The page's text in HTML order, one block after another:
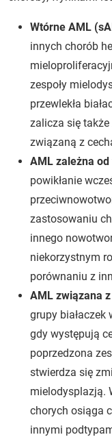
Wtórne AML
innych chorób
zespoły
przewlekła
zalicza się
związaną z
AML zależna
powikłanie
zastosowaniu
innego
niekorzystnym
porównaniu z
AML związana
grupy białaczek
gdy występują
poprzedzona
stwierdza się
mielodysplazją.
chorych osiąga
innymi